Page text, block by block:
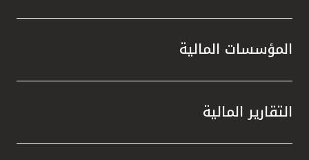
المؤسسات المالية
التقارير المالية